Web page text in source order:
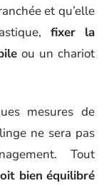
et qu’elle
fixer la
ou un chariot
mesures de
ne sera pas
Tout
bien équilibré